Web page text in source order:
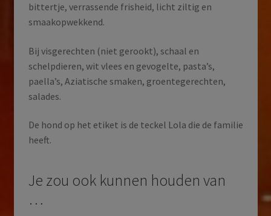
bittertje, verrassende frisheid, licht ziltig en
smaakopwekkend.
Bij visgerechten (niet gerookt), schaal en
schelpdieren, wit vlees en gevogelte, pasta’s,
paella’s, Aziatische smaken, groentegerechten,
salades.
De hond op het etiket is de teckel Lola die de familie
heeft.
Je zou ook kunnen houden van
…